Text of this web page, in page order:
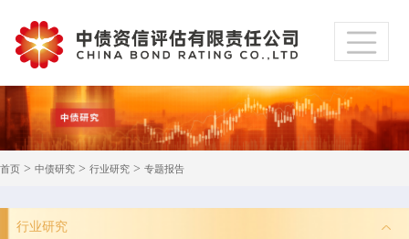
首页 > 中债研究 > 行业研究 > 专题报告
行业研究